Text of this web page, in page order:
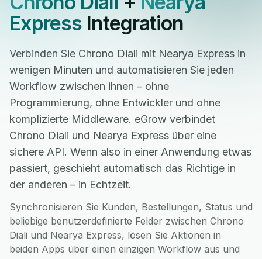
ExpressIntegration
Verbinden Sie Chrono Diali mit Nearya Express in
wenigen Minuten und automatisieren Sie jeden
Workflow zwischen ihnen – ohne
Programmierung, ohne Entwickler und ohne
komplizierte Middleware. eGrow verbindet
Chrono Diali und Nearya Express über eine
sichere API. Wenn also in einer Anwendung etwas
passiert, geschieht automatisch das Richtige in
der anderen – in Echtzeit.
Synchronisieren Sie Kunden, Bestellungen, Status und
beliebige benutzerdefinierte Felder zwischen Chrono
Diali und Nearya Express, lösen Sie Aktionen in
beiden Apps über einen einzigen Workflow aus und